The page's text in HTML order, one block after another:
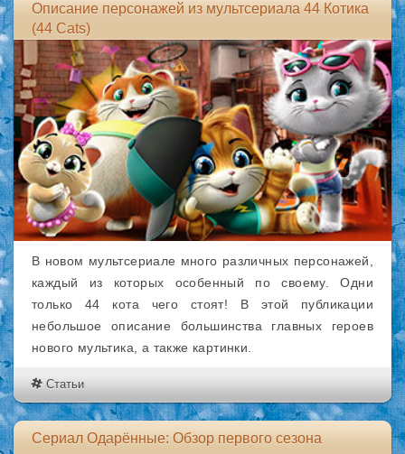
Описание персонажей из мультсериала 44 Котика
(44 Cats)
В новом мультсериале много различных персонажей,
каждый из которых особенный по своему. Одни
только 44 кота чего стоят! В этой публикации
небольшое описание большинства главных героев
нового мультика, а также картинки.
Статьи
Сериал Одарённые: Обзор первого сезона